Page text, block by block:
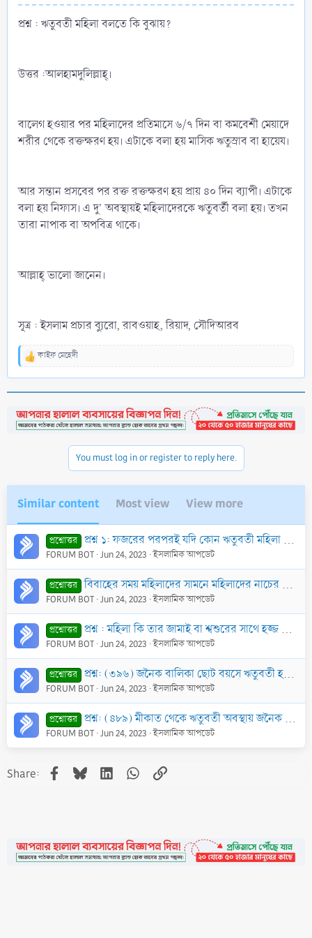
প্রশ্ন : ঋতুবতী মহিলা বলতে কি বুঝায়?
উত্তর :আলহামদুলিল্লাহ্‌।
বালেগ হওয়ার পর মহিলাদের প্রতিমাসে ৬/৭ দিন বা কমবেশী মেয়াদে
শরীর থেকে রক্তক্ষরণ হয়। এটাকে বলা হয় মাসিক ঋতুস্রাব বা হায়েয।
আর সন্তান প্রসবের পর রক্ত রক্তক্ষরণ হয় প্রায় ৪০ দিন ব্যাপী। এটাকে
বলা হয় নিফাস। এ দু' অবস্থায়ই মহিলাদেরকে ঋতুবর্তী বলা হয়। তখন
তারা নাপাক বা অপবিত্র থাকে।
আল্লাহ্‌ ভালো জানেন।
সূত্র : ইসলাম প্রচার ব্যুরো, রাবওয়াহ, রিয়াদ, সৌদিআরব
R
t
i
কাইফ মেহেদী
You must log in or register to reply here.
Similar content Most view View more
প্রশ্নোত্তর প্রশ্ন ১: ফজরের পরপরই যদি কোন ঋতুবতী মহিলা ঋতুস্রাব মুক্ত হয়, তাহলে কি সে খানাপিনা ত্যাগ করতঃ ঐ দিনের রোযা রাখবে? তার ঐ দিনের রোযা কি আদায় হয়ে যাবে না
FORUM BOT Jun 24, 2023 ইসলামিক আপডেট
প্রশ্নোত্তর বিবাহের সময় মহিলাদের সামনে মহিলাদের নাচের বিধান
FORUM BOT Jun 24, 2023 ইসলামিক আপডেট
প্রশ্নোত্তর প্রশ্ন : মহিলা কি তার জামাই বা শ্বশুরের সাথে হজ্জ করতে পারবে? মাহরাম কারা? বিস্তারিত জানতে চাই।
FORUM BOT Jun 24, 2023 ইসলামিক আপডেট
প্রশ্নোত্তর প্রশ্ন: (৩৯৬) জনৈক বালিকা ছোট বয়সে ঋতুবতী হয়ে গেছে। সে অজ্ঞতাবশতঃ ঋতুর দিনগুলোতে সাওম পালন করেছে। এখন তার করণীয় কী?
FORUM BOT Jun 24, 2023 ইসলামিক আপডেট
প্রশ্নোত্তর প্রশ্ন: (৪৮৯) মীকাত থেকে ঋতুবতী অবস্থায় জনৈক নারী ইহরাম বাঁধে। মক্কায় এসে পবিত্র হওয়ার পর পরিধেয় ইহরাম বস্ত্র সে খুলে ফেলে। এর বিধান কী?
FORUM BOT Jun 24, 2023 ইসলামিক আপডেট
Share: Facebook
BlueskyLinkedInWhatsApp
Link